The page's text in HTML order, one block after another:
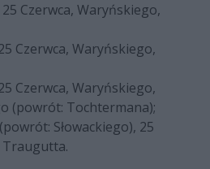
Czerwca, Waryńskiego,
Czerwca, Waryńskiego,
Czerwca, Waryńskiego,
(powrót: Tochtermana);
Słowackiego), 25
Traugutta.